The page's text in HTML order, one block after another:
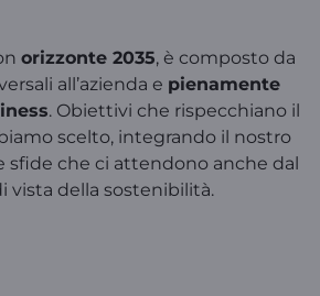
orizzonte 2035, è composto da
all’azienda e pienamente
. Obiettivi che rispecchiano il
scelto, integrando il nostro
sfide che ci attendono anche dal
vista della sostenibilità.